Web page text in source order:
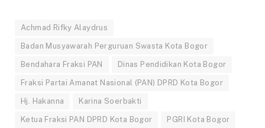
Achmad Rifky Alaydrus
Badan Musyawarah Perguruan Swasta Kota Bogor
Bendahara Fraksi PAN Dinas Pendidikan Kota Bogor
Fraksi Partai Amanat Nasional (PAN) DPRD Kota Bogor
Hj. Hakanna Karina Soerbakti
Ketua Fraksi PAN DPRD Kota Bogor PGRI Kota Bogor